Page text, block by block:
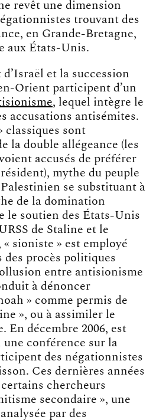
revêt une dimension
trouvant des
en Grande-Bretagne,
aux États-Unis.
et la succession
Orient participent d’un
, lequel intègre le
accusations antisémites.
classiques sont
la double allégeance (les
accusés de préférer
mythe du peuple
se substituant à
de la domination
le soutien des États-Unis
de Staline et le
sioniste » est employé
des procès politiques
entre antisionisme
à dénoncer
» comme permis de
», ou à assimiler le
En décembre 2006, est
une conférence sur la
des négationnistes
Ces dernières années
chercheurs
secondaire », une
par des